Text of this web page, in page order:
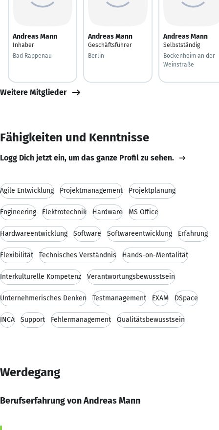
Andreas Mann
Inhaber
Bad Rappenau
Andreas Mann
Geschäftsführer
Berlin
Andreas Mann
Selbstständig
Bockenheim an der
Weinstraße
Weitere Mitglieder
Fähigkeiten und Kenntnisse
Logg Dich jetzt ein, um das ganze Profil zu sehen.
Agile Entwicklung Projektmanagement Projektplanung
Engineering Elektrotechnik Hardware MS Office
Hardwareentwicklung Software Softwareentwicklung Erfahrung
Flexibilität Technisches Verständnis Hands-on-Mentalität
Interkulturelle Kompetenz Verantwortungsbewusstsein
Unternehmerisches Denken Testmanagement EXAM DSpace
INCA Support Fehlermanagement Qualitätsbewusstsein
Werdegang
Berufserfahrung von Andreas Mann